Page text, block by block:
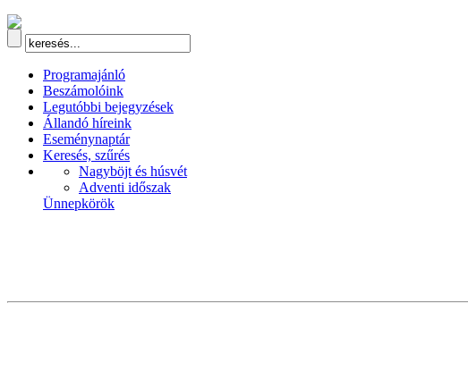
Programajánló
Beszámolóink
Legutóbbi bejegyzések
Állandó híreink
Eseménynaptár
Keresés, szűrés
Nagyböjt és húsvét
Adventi időszak
Ünnepkörök